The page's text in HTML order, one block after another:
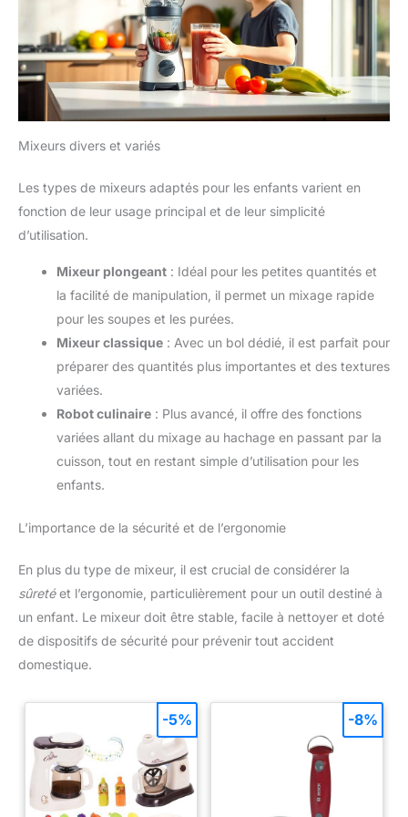
nettoyer. Sa fonction de
nettoyage automatique permet
un nettoyage à grande vitesse
et élimine facilement les résidus
d’aliments pour bébés. Rappel
amical : (1) Toutes les pièces de
la machine à purée d’aliments
pour bébés doivent être
maintenues au sec après le
client】 La machine à aliments
excellent cadeau pour un bain
toujours le bienvenu pour
équipe d’assistance à la
dans les 24 heures pour vous
fournir le service le plus
d'Expert pour l'Entretien: Les
peuvent être causés par les
du robinet.
Pour maintenir
les performances et
l'apparence de votre prépare-
Après chaque utilisation,
périodiquement le réservoir
une solution de détartrage ; ④
n'est pas recommandé.
Mixeurs divers et variés
Les types de mixeurs adaptés pour les enfants varient en
fonction de leur usage principal et de leur simplicité
d’utilisation.
Mixeur plongeant : Idéal pour les petites quantités et
la facilité de manipulation, il permet un mixage rapide
pour les soupes et les purées.
Mixeur classique : Avec un bol dédié, il est parfait pour
préparer des quantités plus importantes et des textures
variées.
Robot culinaire : Plus avancé, il offre des fonctions
variées allant du mixage au hachage en passant par la
cuisson, tout en restant simple d’utilisation pour les
enfants.
L’importance de la sécurité et de l’ergonomie
En plus du type de mixeur, il est crucial de considérer la
sûretéet l’ergonomie, particulièrement pour un outil destiné à
un enfant. Le mixeur doit être stable, facile à nettoyer et doté
de dispositifs de sécurité pour prévenir tout accident
domestique.
-5% -8%